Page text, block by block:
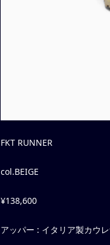
FKT RUNNER
col.BEIGE
¥138,600
アッパー : イタリア製カウ